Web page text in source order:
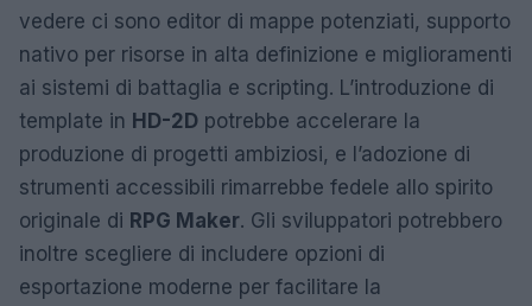
vedere ci sono editor di mappe potenziati, supporto
nativo per risorse in alta definizione e miglioramenti
ai sistemi di battaglia e scripting. L’introduzione di
template in HD-2D potrebbe accelerare la
produzione di progetti ambiziosi, e l’adozione di
strumenti accessibili rimarrebbe fedele allo spirito
originale di RPG Maker. Gli sviluppatori potrebbero
inoltre scegliere di includere opzioni di
esportazione moderne per facilitare la